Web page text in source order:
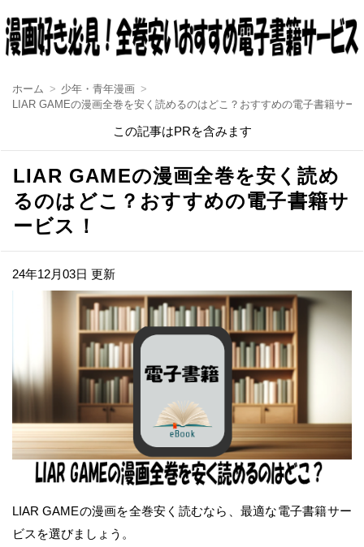
ホーム
少年・青年漫画
LIAR GAMEの漫画全巻を安く読めるのはどこ？おすすめの電子書籍サー
この記事はPRを含みます
LIAR GAMEの漫画全巻を安く読め
るのはどこ？おすすめの電子書籍サ
ービス！
24年12月03日 更新
LIAR GAMEの漫画を全巻安く読むなら、最適な電子書籍サー
ビスを選びましょう。